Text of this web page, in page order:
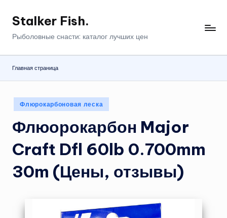
Перейти
Stalker Fish.
Рыболовные снасти: каталог лучших цен
Главная страница
Опубликовано
в
Флюрокарбоновая леска
Флюорокарбон Major
Craft Dfl 60lb 0.700mm
30m (Цены, отзывы)